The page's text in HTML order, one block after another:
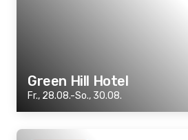
Green Hill Hotel
Fr., 28.08.-So., 30.08.